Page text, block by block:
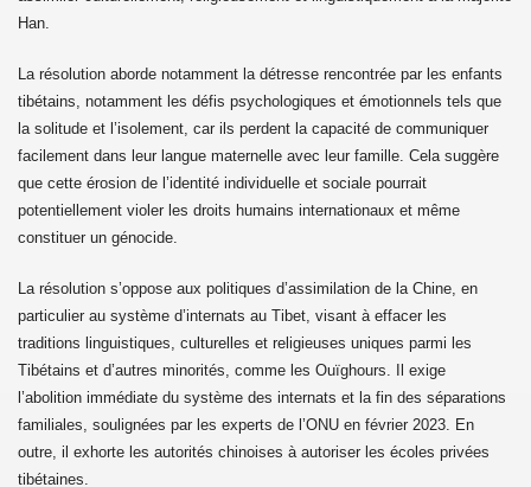
Han.
La résolution aborde notamment la détresse rencontrée par les enfants
tibétains, notamment les défis psychologiques et émotionnels tels que
la solitude et l’isolement, car ils perdent la capacité de communiquer
facilement dans leur langue maternelle avec leur famille. Cela suggère
que cette érosion de l’identité individuelle et sociale pourrait
potentiellement violer les droits humains internationaux et même
constituer un génocide.
La résolution s’oppose aux politiques d’assimilation de la Chine, en
particulier au système d’internats au Tibet, visant à effacer les
traditions linguistiques, culturelles et religieuses uniques parmi les
Tibétains et d’autres minorités, comme les Ouïghours. Il exige
l’abolition immédiate du système des internats et la fin des séparations
familiales, soulignées par les experts de l’ONU en février 2023. En
outre, il exhorte les autorités chinoises à autoriser les écoles privées
tibétaines.